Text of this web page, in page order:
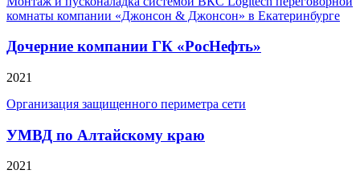
комнаты компании «Джонсон & Джонсон» в Екатеринбурге
Дочерние компании ГК «РосНефть»
2021
Организация защищенного периметра сети
УМВД по Алтайскому краю
2021